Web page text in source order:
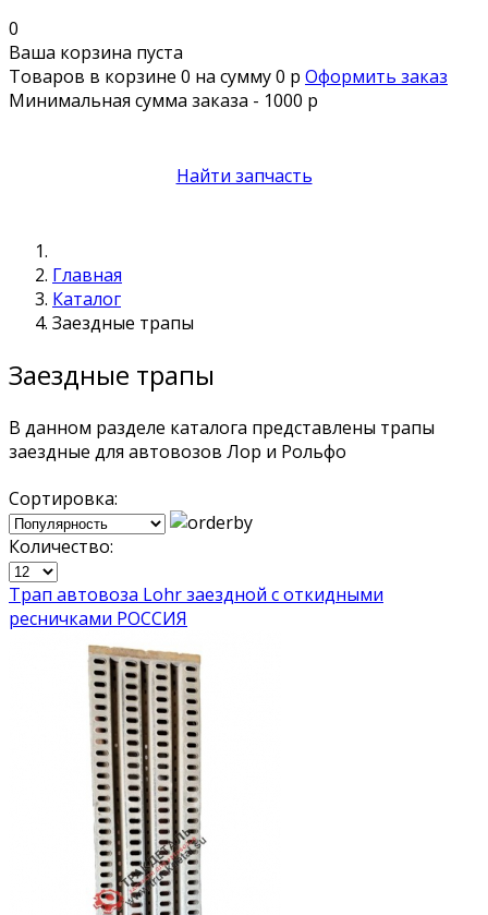
0
Ваша корзина пуста
Товаров в корзине 0 на сумму0 р Оформить заказ
Минимальная сумма заказа - 1000 р
Найти запчасть
Главная
Каталог
Заездные трапы
Заездные трапы
В данном разделе каталога представлены трапы
заездные для автовозов Лор и Рольфо
Сортировка:
Количество:
Трап автовоза Lohr заездной с откидными
ресничками РОССИЯ